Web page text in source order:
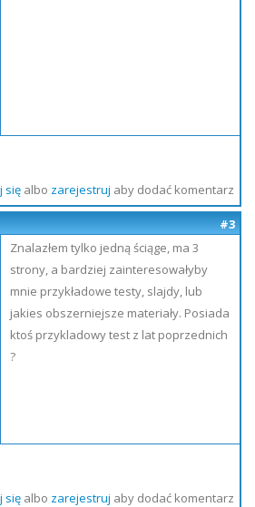
sięalbo zarejestruj aby dodać komentarz
#3
Znalazłem tylko jedną ściąge, ma 3
strony, a bardziej zainteresowałyby
mnie przykładowe testy, slajdy, lub
jakies obszerniejsze materiały. Posiada
ktoś przykladowy test z lat poprzednich
?
sięalbo zarejestruj aby dodać komentarz